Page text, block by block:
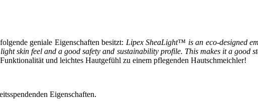
geniale Eigenschaften besitzt: Lipex SheaLight™ is an eco-designed
skin feel and a good safety and sustainability profile. This makes it a good
und leichtes Hautgefühl zu einem pflegenden Hautschmeichler!
Eigenschaften.